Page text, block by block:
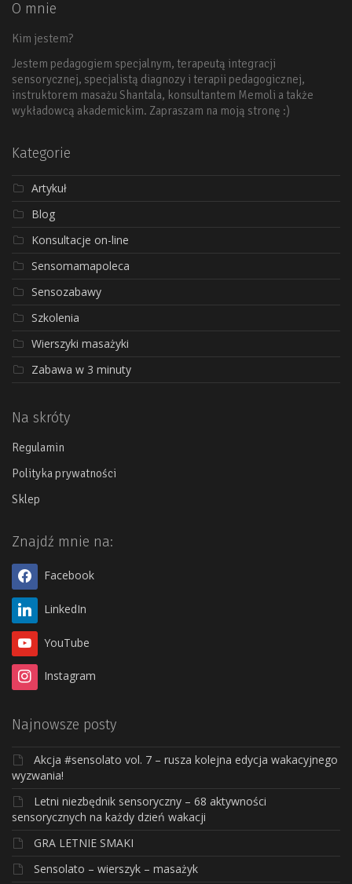
O mnie
Kim jestem?
Jestem pedagogiem specjalnym, terapeutą integracji
sensorycznej, specjalistą diagnozy i terapii pedagogicznej,
instruktorem masażu Shantala, konsultantem Memoli a także
wykładowcą akademickim. Zapraszam na moją stronę :)
Kategorie
Artykuł
Blog
Konsultacje on-line
Sensomamapoleca
Sensozabawy
Szkolenia
Wierszyki masażyki
Zabawa w 3 minuty
Na skróty
Regulamin
Polityka prywatności
Sklep
Znajdź mnie na:
Facebook
LinkedIn
YouTube
Instagram
Najnowsze posty
Akcja #sensolato vol. 7 – rusza kolejna edycja wakacyjnego
wyzwania!
Letni niezbędnik sensoryczny – 68 aktywności
sensorycznych na każdy dzień wakacji
GRA LETNIE SMAKI
Sensolato – wierszyk – masażyk